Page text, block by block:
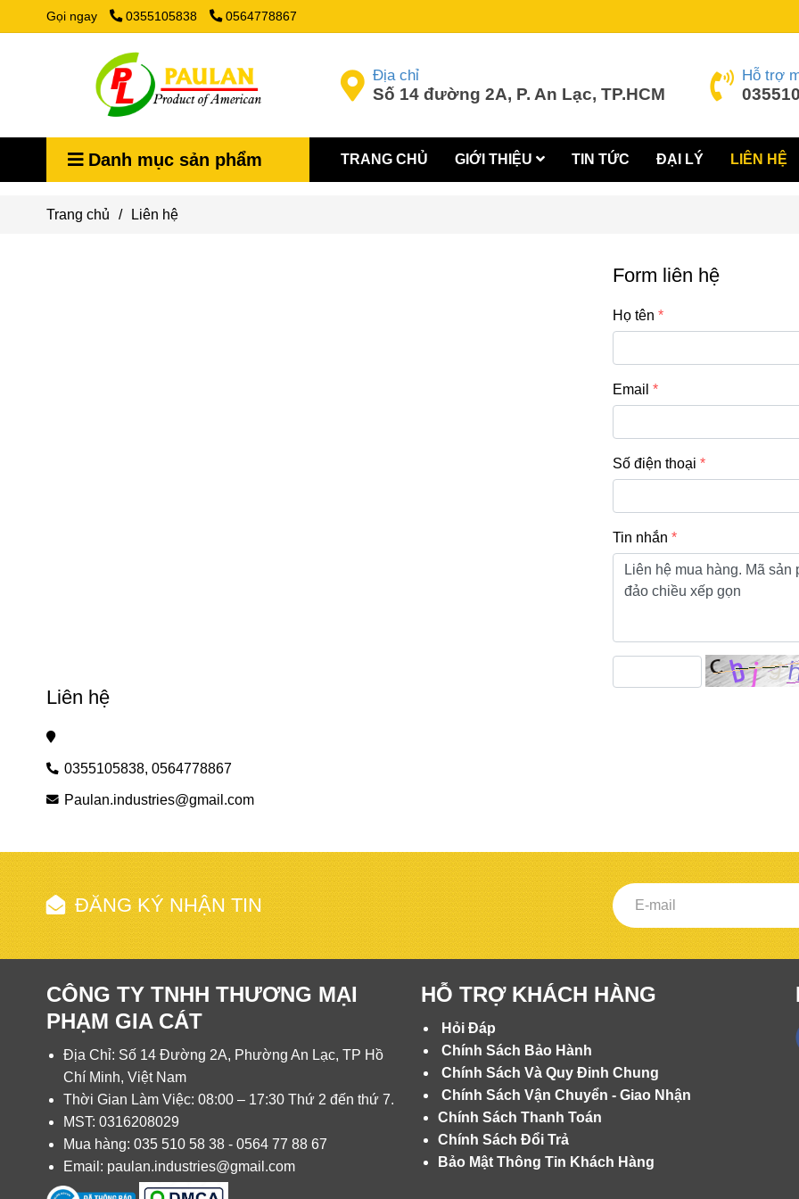
Gọi ngay 0355105838 0564778867
Địa chỉ
Số 14 đường 2A, P. An Lạc, TP.HCM
Hỗ trợ
Danh mục sản phẩm TRANG CHỦ GIỚI THIỆU TIN TỨC ĐẠI LÝ LIÊN HỆ
Trang chủ / Liên hệ
Liên hệ
0355105838, 0564778867
Paulan.industries@gmail.com
Form liên hệ
Họ tên
Email
Số điện thoại
Tin nhắn
ĐĂNG KÝ NHẬN TIN
CÔNG TY TNHH THƯƠNG MẠI
PHẠM GIA CÁT
Địa Chỉ: Số 14 Đường 2A, Phường An Lạc, TP Hồ
Chí Minh, Việt Nam
Thời Gian Làm Việc: 08:00 – 17:30 Thứ 2 đến thứ 7.
MST: 0316208029
Mua hàng: 035 510 58 38 - 0564 77 88 67
Email: paulan.industries@gmail.com
HỖ TRỢ KHÁCH HÀNG
Hỏi Đáp
Chính Sách Bảo Hành
Chính Sách Và Quy Đinh Chung
Chính Sách Vận Chuyển - Giao Nhận
Chính Sách Thanh Toán
Chính Sách Đổi Trả
Bảo Mật Thông Tin Khách Hàng